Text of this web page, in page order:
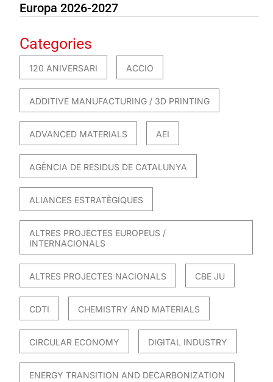
Europa 2026-2027
Categories
120 ANIVERSARI ACCIO
ADDITIVE MANUFACTURING / 3D PRINTING
ADVANCED MATERIALS AEI
AGÈNCIA DE RESIDUS DE CATALUNYA
ALIANCES ESTRATÈGIQUES
ALTRES PROJECTES EUROPEUS /
INTERNACIONALS
ALTRES PROJECTES NACIONALS CBE JU
CDTI CHEMISTRY AND MATERIALS
CIRCULAR ECONOMY DIGITAL INDUSTRY
ENERGY TRANSITION AND DECARBONIZATION